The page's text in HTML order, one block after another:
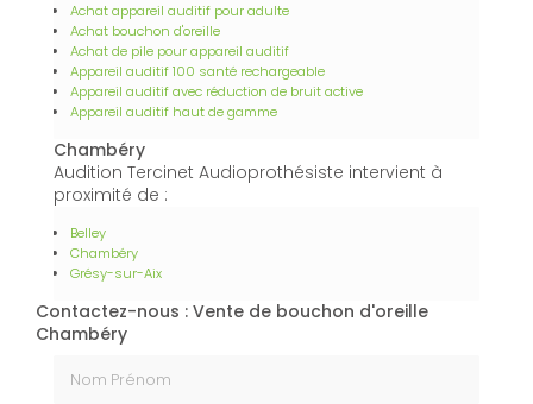
Achat appareil auditif pour adulte
Achat bouchon d'oreille
Achat de pile pour appareil auditif
Appareil auditif 100 santé rechargeable
Appareil auditif avec réduction de bruit active
Appareil auditif haut de gamme
Chambéry
Audition Tercinet Audioprothésiste intervient à
proximité de :
Belley
Chambéry
Grésy-sur-Aix
Contactez-nous : Vente de bouchon d'oreille
Chambéry